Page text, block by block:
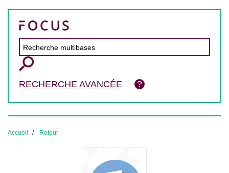
RECHERCHE AVANCÉE
Accueil Retour